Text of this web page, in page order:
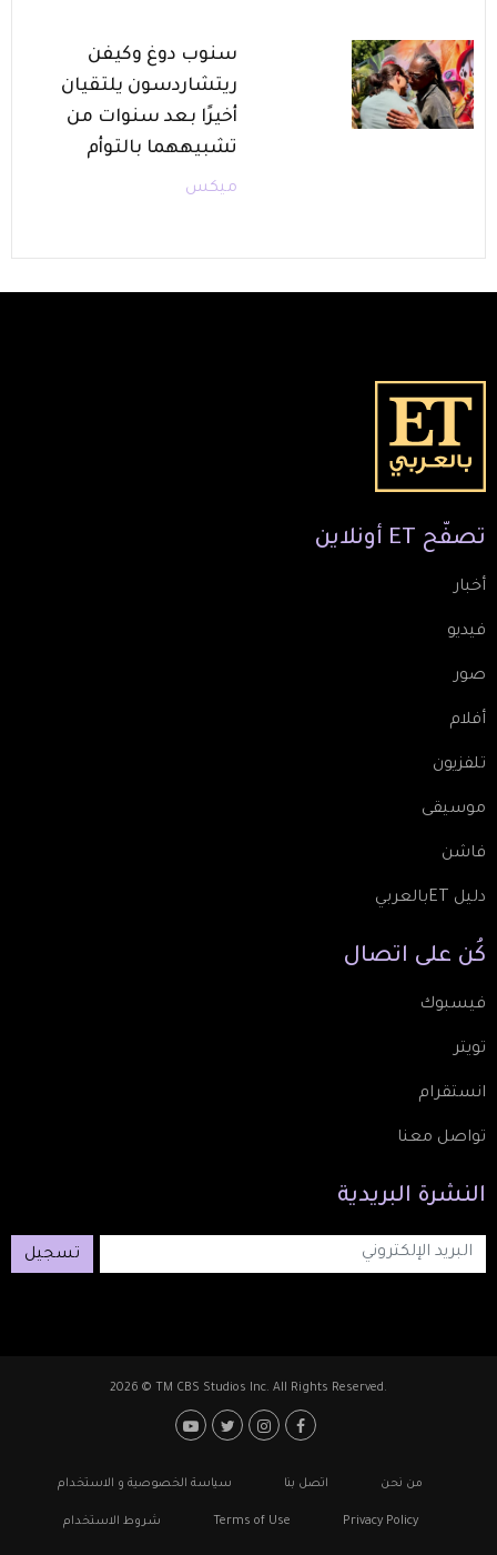
سنوب دوغ وكيفن
ريتشاردسون يلتقيان
أخيرًا بعد سنوات من
تشبيههما بالتوأم
ميكس
تصفّح ET أونلاين
أخبار
فيديو
صور
أفلام
تلفزيون
موسيقى
فاشن
دليل ETبالعربي
كُن على اتصال
فيسبوك
تويتر
انستقرام
تواصل معنا
النشرة البريدية
تسجيل
2026 © TM CBS Studios Inc. All Rights Reserved.
Footer: Social Media
Footerمن نحن اتصل بنا سياسة الخصوصية و الاستخدام
Privacy Policy
Terms of Use شروط الاستخدام